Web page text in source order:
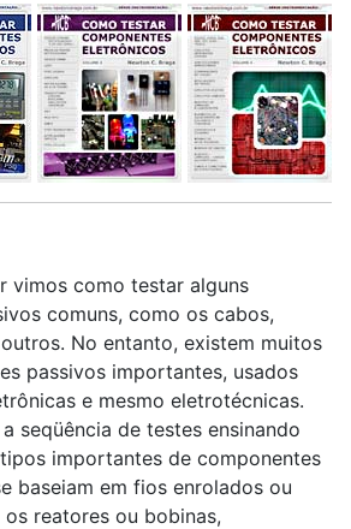
vimos como testar alguns
comuns, como os cabos,
No entanto, existem muitos
passivos importantes, usados
e mesmo eletrotécnicas.
seqüência de testes ensinando
importantes de componentes
baseiam em fios enrolados ou
reatores ou bobinas,